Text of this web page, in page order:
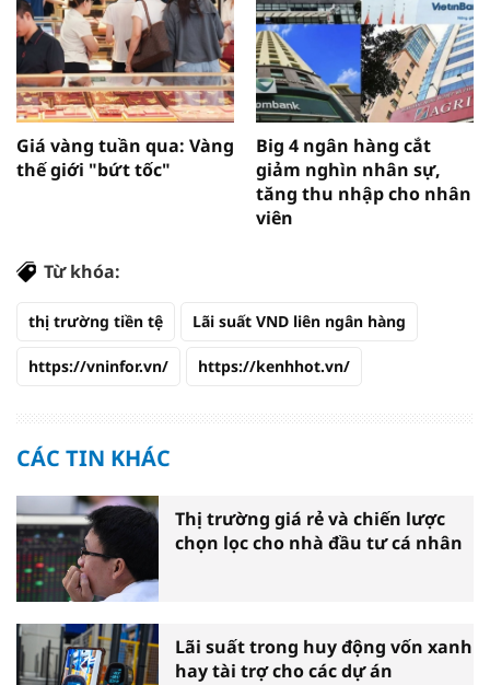
Giá vàng tuần qua: Vàng
thế giới "bứt tốc"
Big 4 ngân hàng cắt
giảm nghìn nhân sự,
tăng thu nhập cho nhân
viên
Từ khóa:
thị trường tiền tệ Lãi suất VND liên ngân hàng
https://vninfor.vn/ https://kenhhot.vn/
CÁC TIN KHÁC
Thị trường giá rẻ và chiến lược
chọn lọc cho nhà đầu tư cá nhân
Lãi suất trong huy động vốn xanh
hay tài trợ cho các dự án